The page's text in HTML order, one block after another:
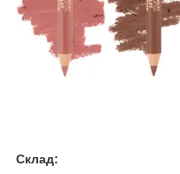
Склад: